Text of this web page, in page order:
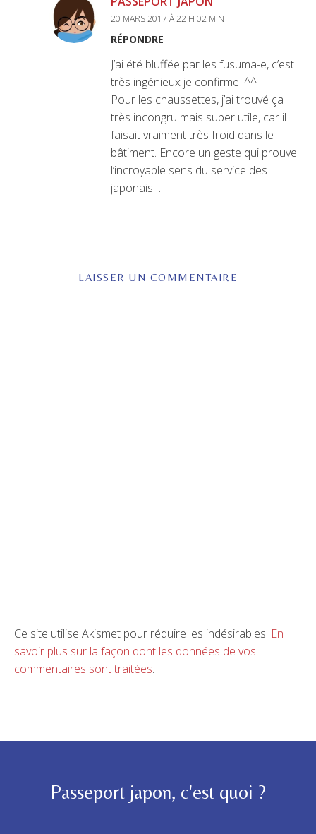
20 MARS 2017 À 22 H 02 MIN
RÉPONDRE
J’ai été bluffée par les fusuma-e, c’est
très ingénieux je confirme !^^
Pour les chaussettes, j’ai trouvé ça
très incongru mais super utile, car il
faisait vraiment très froid dans le
bâtiment. Encore un geste qui prouve
l’incroyable sens du service des
japonais…
LAISSER UN COMMENTAIRE
Ce site utilise Akismet pour réduire les indésirables. En
savoir plus sur la façon dont les données de vos
commentaires sont traitées.
Passeport japon, c'est quoi ?